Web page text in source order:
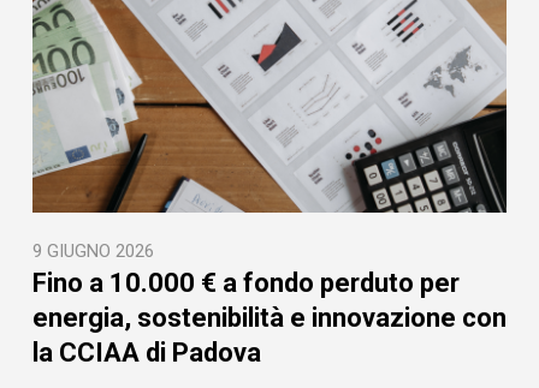
9 GIUGNO 2026
Fino a 10.000 € a fondo perduto per
energia, sostenibilità e innovazione con
la CCIAA di Padova